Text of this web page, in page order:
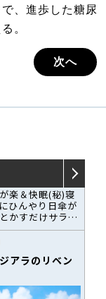
、進歩した糖尿
。
次へ